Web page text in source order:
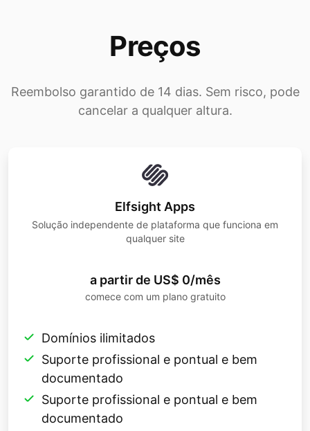
Preços
Reembolso garantido de 14 dias. Sem risco, pode
cancelar a qualquer altura.
Elfsight Apps
Solução independente de plataforma que funciona em
qualquer site
a partir de US$ 0/mês
comece com um plano gratuito
Domínios ilimitados
Suporte profissional e pontual e bem
documentado
Suporte profissional e pontual e bem
documentado